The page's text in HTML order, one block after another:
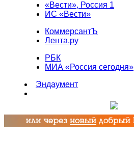
«Вести», Россия 1
ИС «Вести»
КоммерсантЪ
Лента.ру
РБК
МИА «Россия сегодня»
Эндаумент